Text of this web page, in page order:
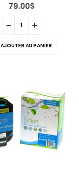
79.00$
AJOUTER AU PANIER